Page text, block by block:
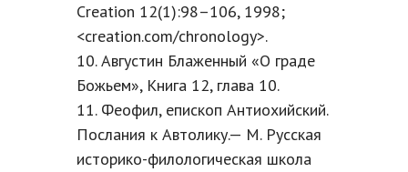
Creation 12(1):98–106, 1998;
<creation.com/chronology>.
10. Августин Блаженный «О граде
Божьем», Книга 12, глава 10.
11. Феофил, епископ Антиохийский.
Послания к Автолику.— М. Русская
историко-филологическая школа